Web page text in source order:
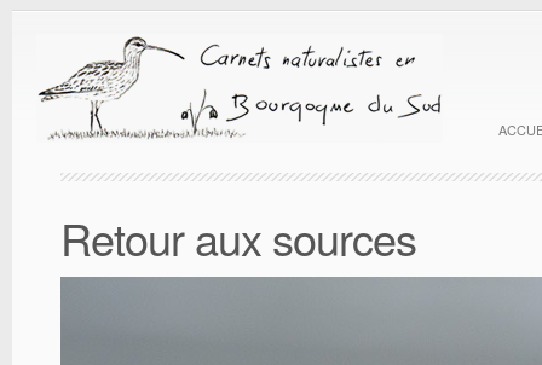
Retour aux sources